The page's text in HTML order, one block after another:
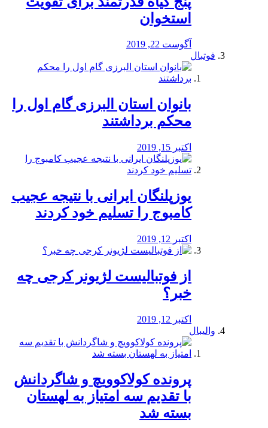
استخوان
آگوست 22, 2019
فوتبال
بانوان استان البرزی گام اول را
محكم برداشتند
اکتبر 15, 2019
یوزپلنگان ایرانی با نتیجه عجیب
کامبوج را تسلیم خود کردند
اکتبر 12, 2019
از فوتبالیست لژیونر کرجی چه
خبر؟
اکتبر 12, 2019
والیبال
پرونده کولاکوویچ و شاگردانش
با تقدیم سه امتیاز به لهستان
بسته شد